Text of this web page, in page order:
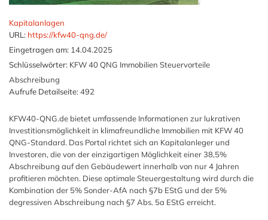
Kapitalanlagen
URL: https://kfw40-qng.de/
Eingetragen am: 14.04.2025
Schlüsselwörter: KFW 40 QNG Immobilien Steuervorteile
Abschreibung
Aufrufe Detailseite: 492
KFW40-QNG.de bietet umfassende Informationen zur lukrativen
Investitionsmöglichkeit in klimafreundliche Immobilien mit KFW 40
QNG-Standard. Das Portal richtet sich an Kapitalanleger und
Investoren, die von der einzigartigen Möglichkeit einer 38,5%
Abschreibung auf den Gebäudewert innerhalb von nur 4 Jahren
profitieren möchten. Diese optimale Steuergestaltung wird durch die
Kombination der 5% Sonder-AfA nach §7b EStG und der 5%
degressiven Abschreibung nach §7 Abs. 5a EStG erreicht.